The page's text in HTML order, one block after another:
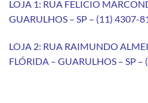
LOJA 1: RUA FELICIO
GUARULHOS – SP – (11) 4307-
LOJA 2: RUA RAIMUNDO
FLÓRIDA – GUARULHOS – SP